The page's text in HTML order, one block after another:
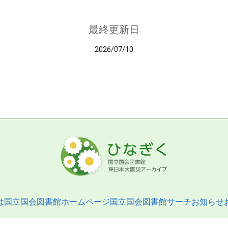
最終更新日
2026/07/10
国立国会図書館ホームページ国立国会図書館サーチお知らせ